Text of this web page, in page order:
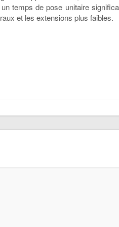
temps de pose unitaire
et les extensions plus faibles.